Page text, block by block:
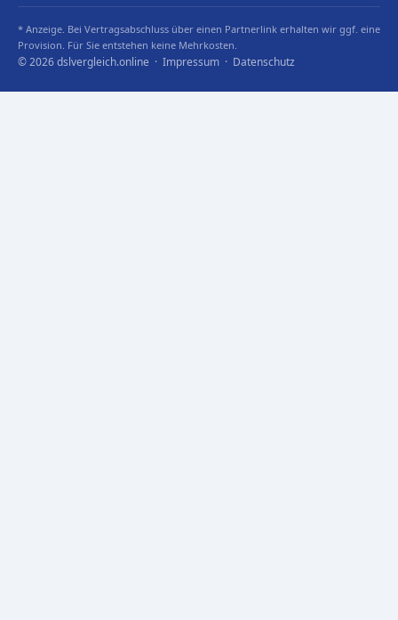
* Anzeige. Bei Vertragsabschluss über einen Partnerlink erhalten wir ggf. eine
Provision. Für Sie entstehen keine Mehrkosten.
© 2026 dslvergleich.online · Impressum · Datenschutz